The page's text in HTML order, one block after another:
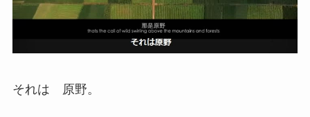
それは 原野。